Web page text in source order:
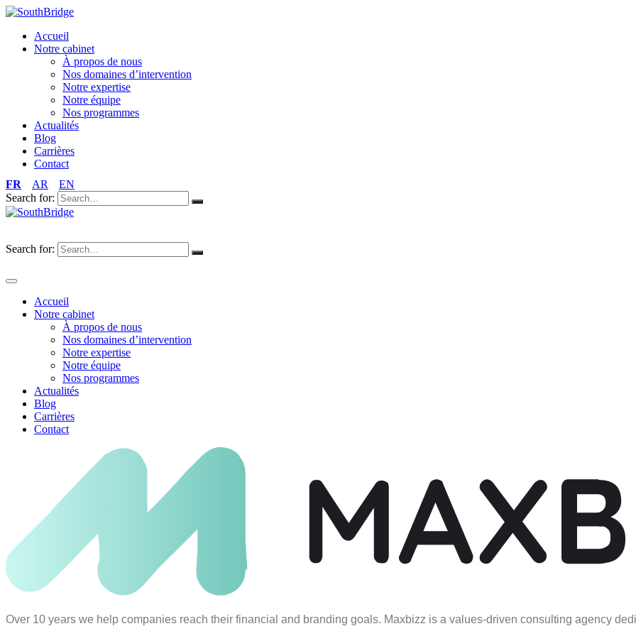
Accueil
Notre cabinet
À propos de nous
Nos domaines d’intervention
Notre expertise
Notre équipe
Nos programmes
Actualités
Blog
Carrières
Contact
FR
AR
EN
Search for:
FR
AR EN
Search for:
Accueil
Notre cabinet
À propos de nous
Nos domaines d’intervention
Notre expertise
Notre équipe
Nos programmes
Actualités
Blog
Carrières
Contact
Over 10 years we help companies reach their financial and branding goals. Maxbizz is a values-driven consulting agency